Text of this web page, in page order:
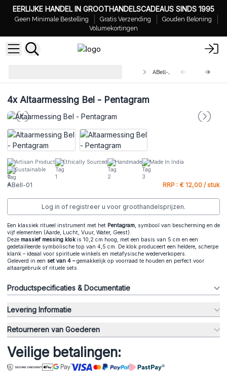
EERLIJKE HANDEL IN GROOTHANDELSCADEAUS SINDS 1995
Geen Minimale Bestelling Gratis Verzending
Gouden Beloning
Volumekortingen
4xAltaarmessing Bel - Pentagram
Artisan Product Ethically Sourced Handmade
Made In India
Sustainable
ABell-01 RRP : € 12,00 / stuk
Log in of registreer u voor groothandelsprijzen.
Een klassiek ritueel instrument met het Pentagram, symbool van bescherming en de
vijf elementen (Aarde, Lucht, Vuur, Water, Geest).
Deze massief messing klokis 10,2 cm hoog, met een basis van 5 cm en een
gedetailleerde symbolische top van 4,5 cm. De klok produceert een heldere, scherpe
klank – ideaal voor spirituele winkels en metafysische wederverkopers.
Geleverd in een set van 4 –gemakkelijk op voorraad te houden en perfect voor
altaargebruik of rituele sets.
Productspecificaties & Documentatie
Levering Informatie
Retourneren van Goederen
Veilige betalingen: